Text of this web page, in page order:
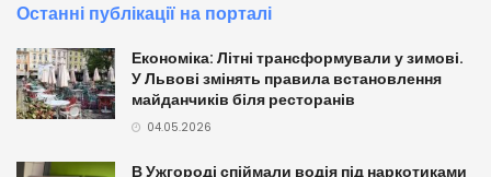
Останні публікації на порталі
Економіка: Літні трансформували у зимові.
У Львові змінять правила встановлення
майданчиків біля ресторанів
04.05.2026
В Ужгороді спіймали водія під наркотиками